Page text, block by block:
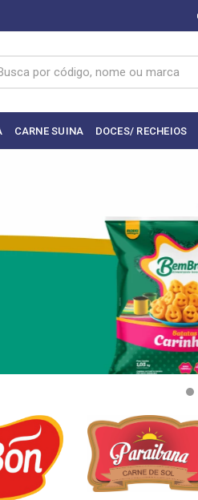
CARNE SUINA DOCES/ RECHEIOS